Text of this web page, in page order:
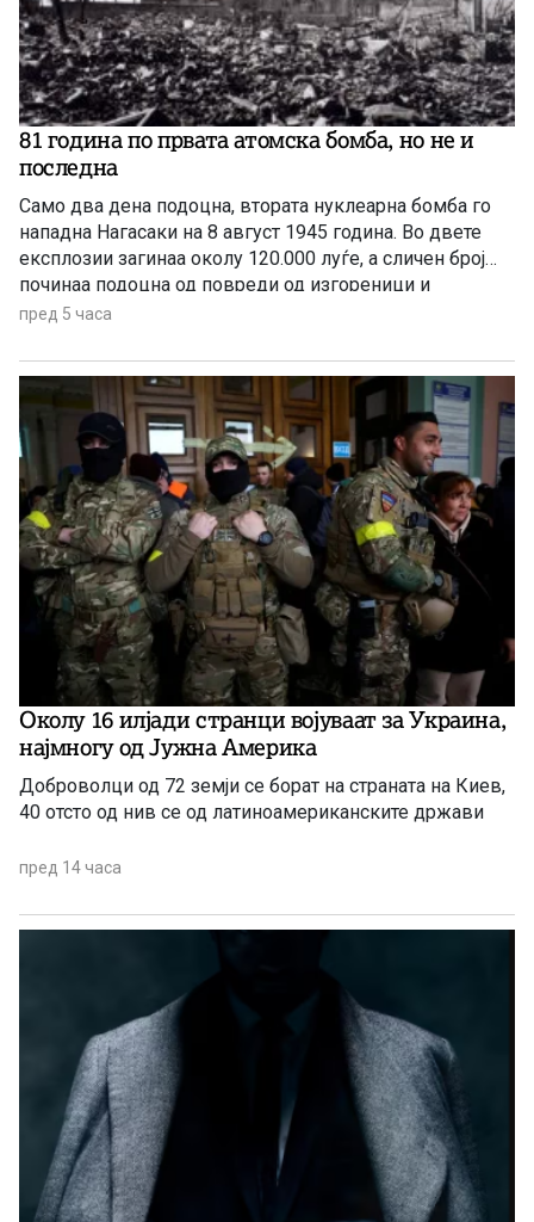
81 година по првата атомска бомба, но не и
последна
Само два дена подоцна, втората нуклеарна бомба го
нападна Нагасаки на 8 август 1945 година. Во двете
експлозии загинаа околу 120.000 луѓе, а сличен број
починаа подоцна од повреди од изгореници и
радијација, а зад себе оставија 650.000 преживеани
пред 5 часа
Околу 16 илјади странци војуваат за Украина,
најмногу од Јужна Америка
Доброволци од 72 земји се борат на страната на Киев,
40 отсто од нив се од латиноамериканските држави
пред 14 часа